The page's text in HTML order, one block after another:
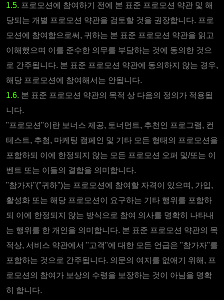
1.5. 프로모션에 참여하기 전에 본 표준 프로모션 약관 및 해
당되는 개별 프로모션 약관을 검토할 것을 권장합니다. 프로
모션에 참여함으로써, 귀하는 본 표준 프로모션 약관을 읽고
이해했으며 이를 준수한 의무를 부담하는 것에 동의한 것으
로 간주됩니다. 본 표준 프로모션 약관에 동의하지 않는 경우,
해당 프로모션에 참여해서는 안됩니다.
1.6. 본 표준 프로모션 약관의 목적 상 다음의 정의가 적용됩
니다.
"프로모션"이란 보너스 제공, 토너먼트, 추천인 프로그램, 컨
테스트, 추첨, 마케팅 캠페인 및 기타 모든 형태의 프로모션을
포함하되 이에 한정되지 않는 모든 프로모션 오퍼 및/또는 이
벤트 또는 이들의 결합을 의미합니다.
"참가자"("귀하")는 프로모션에 참여할 자격이 있으며, 가입,
활성화 또는 해당 프로모션이 요구하는 기타 행위를 포함하
되 이에 한정되지 않는 방식으로 참여 의사를 명확히 나타내
는 행위를 한 개인을 의미합니다. 본 표준 프로모션 약관의 목
적상, 서비스 약관에서 "고객"에 대한 모든 언급은 "참가자"를
포함하는 것으로 간주됩니다. 의문의 여지를 없애기 위해, 프
로모션의 참여가 보상의 수령을 보장하는 것이 아님을 명확
히 합니다.